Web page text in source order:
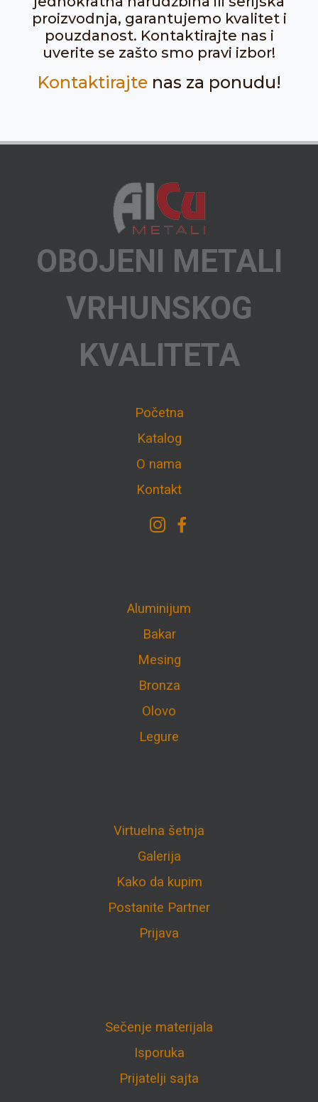
proizvodnja, garantujemo kvalitet i
pouzdanost. Kontaktirajte nas i
uverite se zašto smo pravi izbor!
Kontaktirajtenas za ponudu!
OBOJENI METALI
VRHUNSKOG
KVALITETA
Početna
Katalog
O nama
Kontakt
Aluminijum
Bakar
Mesing
Bronza
Olovo
Legure
Virtuelna šetnja
Galerija
Kako da kupim
Postanite Partner
Prijava
Sečenje materijala
Isporuka
Prijatelji sajta